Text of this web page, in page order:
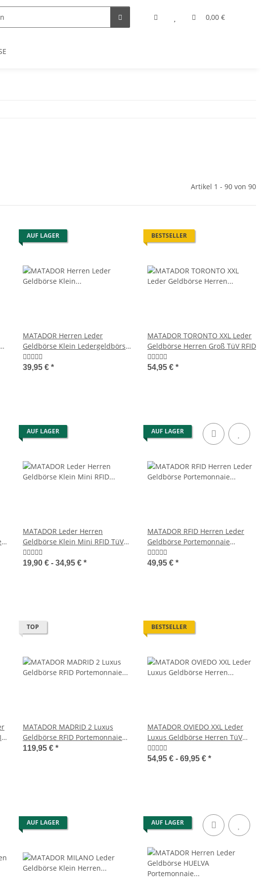
0,00 €
Artikel 1 - 90 von 90
AUF LAGER
MATADOR Herren Leder
Geldbörse Klein Ledergeldbörse
Brieftasche RFID
39,95 € *
BESTSELLER
MATADOR TORONTO XXL Leder
Geldbörse Herren Groß TüV RFID
54,95 € *
AUF LAGER
MATADOR Leder Herren
Geldbörse Klein Mini RFID TüV
Handgemacht
19,90 € - 34,95 € *
AUF LAGER
MATADOR RFID Herren Leder
Geldbörse Portemonnaie
Geldbeutel Braun
49,95 € *
TOP
MATADOR MADRID 2 Luxus
Geldbörse RFID Portemonnaie
Damen Herren
119,95 € *
BESTSELLER
MATADOR OVIEDO XXL Leder
Luxus Geldbörse Herren TüV
RFID
54,95 € - 69,95 € *
AUF LAGER AUF LAGER
MATADOR VICIO Profi-Kellner-Set
Leder Kellner Geldbörse mit
MATADOR Samsung Galaxy J5
2016 Leder Gürteltasche Konjak